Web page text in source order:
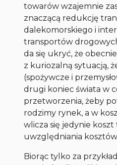
towarów wzajemnie
znaczącą redukcję
dalekomorskiego i
transportów
da się ukryć, że
z kuriozalną sytuacją,
(spożywcze i
drugi koniec świata w
przetworzenia, żeby
rodzimy rynek, a w
wlicza się jedynie
uwzględniania
Biorąc tylko za